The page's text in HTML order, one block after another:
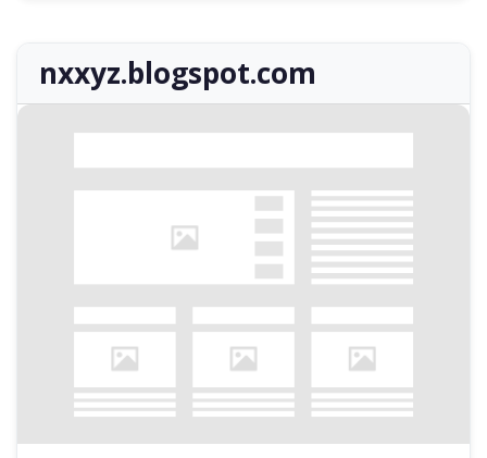
nxxyz.blogspot.com